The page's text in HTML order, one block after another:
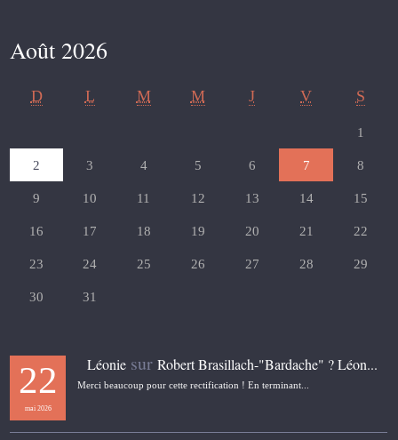
Août 2026
D L M M J V S
1
2 3 4 5 6 7 8
9 10 11 12 13 14 15
16 17 18 19 20 21 22
23 24 25 26 27 28 29
30 31
22
mai 2026
Léonie surRobert Brasillach-"Bardache" ? Léon...
Merci beaucoup pour cette rectification ! En terminant...